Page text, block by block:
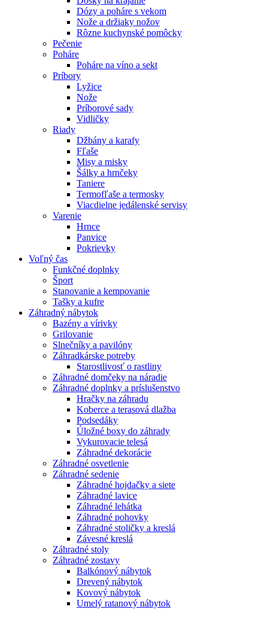
Dózy a poháre s vekom
Nože a držiaky nožov
Rôzne kuchynské pomôcky
Pečenie
Poháre
Poháre na víno a sekt
Príbory
Lyžice
Nože
Príborové sady
Vidličky
Riady
Džbány a karafy
Fľaše
Misy a misky
Šálky a hrnčeky
Taniere
Termofľaše a termosky
Viacdielne jedálenské servisy
Varenie
Hrnce
Panvice
Pokrievky
Voľný čas
Funkčné doplnky
Šport
Stanovanie a kempovanie
Tašky a kufre
Záhradný nábytok
Bazény a vírivky
Grilovanie
Slnečníky a pavilóny
Záhradkárske potreby
Starostlivosť o rastliny
Záhradné domčeky na náradie
Záhradné doplnky a príslušenstvo
Hračky na záhradu
Koberce a terasová dlažba
Podsedáky
Úložné boxy do záhrady
Vykurovacie telesá
Záhradné dekorácie
Záhradné osvetlenie
Záhradné sedenie
Záhradné hojdačky a siete
Záhradné lavice
Záhradné lehátka
Záhradné pohovky
Záhradné stoličky a kreslá
Závesné kreslá
Záhradné stoly
Záhradné zostavy
Balkónový nábytok
Drevený nábytok
Kovový nábytok
Umelý ratanový nábytok